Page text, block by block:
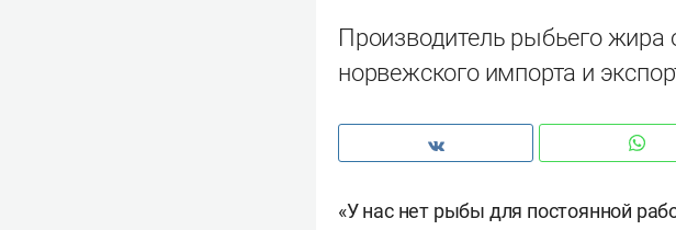
Производитель рыбьего жира
норвежского импорта и
«У нас нет рыбы для постоянной